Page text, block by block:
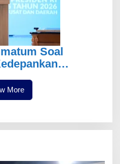
Soal
More